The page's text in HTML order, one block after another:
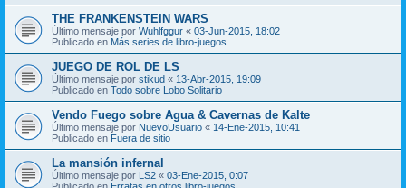
THE FRANKENSTEIN WARS
Último mensaje por Wuhlfggur « 03-Jun-2015, 18:02
Publicado en Más series de libro-juegos
JUEGO DE ROL DE LS
Último mensaje por stikud « 13-Abr-2015, 19:09
Publicado en Todo sobre Lobo Solitario
Vendo Fuego sobre Agua & Cavernas de Kalte
Último mensaje por NuevoUsuario « 14-Ene-2015, 10:41
Publicado en Fuera de sitio
La mansión infernal
Último mensaje por LS2 « 03-Ene-2015, 0:07
Publicado en Erratas en otros libro-juegos